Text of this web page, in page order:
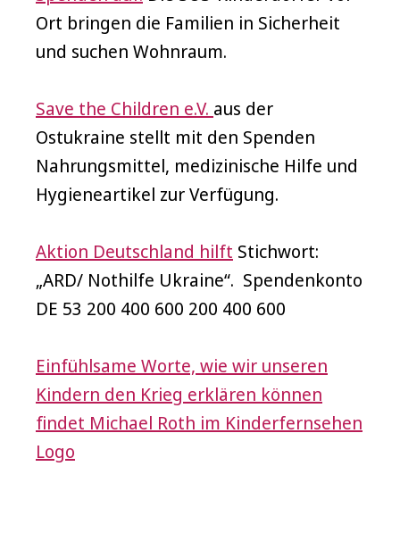
Ort bringen die Familien in Sicherheit
und suchen Wohnraum.
Save the Children e.V. aus der
Ostukraine stellt mit den Spenden
Nahrungsmittel, medizinische Hilfe und
Hygieneartikel zur Verfügung.
Aktion Deutschland hilft Stichwort:
„ARD/ Nothilfe Ukraine“. Spendenkonto
DE 53 200 400 600 200 400 600
Einfühlsame Worte, wie wir unseren
Kindern den Krieg erklären können
findet Michael Roth im Kinderfernsehen
Logo